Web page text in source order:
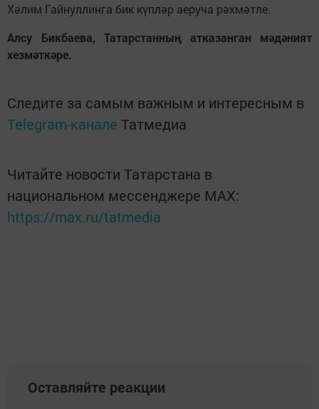
Хәлим Гайнуллинга бик күпләр аеруча рәхмәтле.
Алсу Бикбаева, Татарстанның атказанган мәдәният
хезмәткәре.
Следите за самым важным и интересным в
Telegram-канале Татмедиа
Читайте новости Татарстана в
национальном мессенджере MАХ:
https://max.ru/tatmedia
Оставляйте реакции